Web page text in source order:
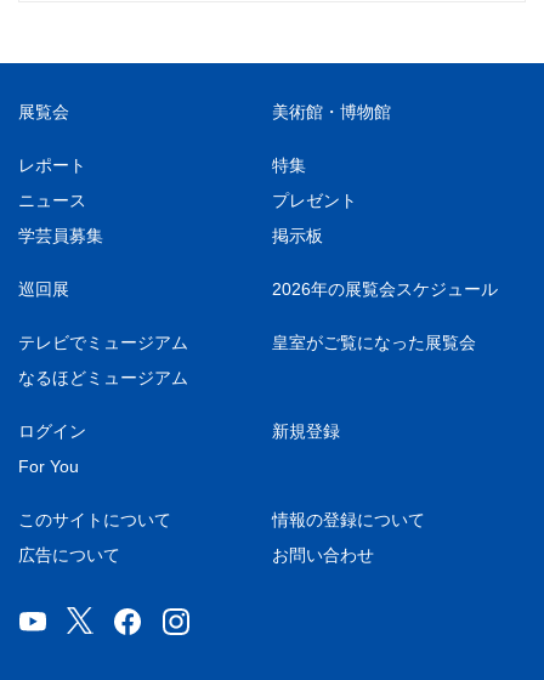
展覧会 美術館・博物館
レポート
特集
ニュース
プレゼント
学芸員募集
掲示板
巡回展 2026年の展覧会スケジュール
テレビでミュージアム
皇室がご覧になった展覧会
なるほどミュージアム
ログイン
新規登録
For You
このサイトについて
情報の登録について
広告について
お問い合わせ